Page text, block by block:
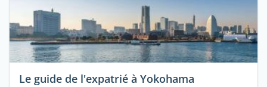
Le guide de l'expatrié à Yokohama